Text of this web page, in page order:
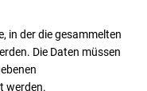
in der die gesammelten
Die Daten müssen
werden.